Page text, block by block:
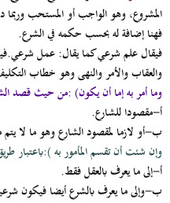
المشروع، وهو الواجب أو المستحب وربما
فهنا إضافة له بحسب حكمه في الشرع.
فيقال علم شرعي كما يقال: عمل شرعي.
والعقاب والأمر والنهى وهو خطاب
وما أمر به إما أن يكون) :من حيث قصد
أ-مقصودا للشارع.
ب-أو لازما لمقصود الشارع وهو ما لا
وإن شئت أن تقسم المأمور به):باعتبار
أ-إلى ما يعرف بالعقل فقط.
ب-وإلى ما يعرف بالشرع أيضا فيكون